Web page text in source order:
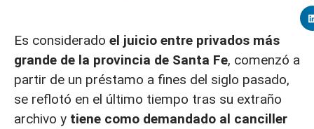
Es considerado el juicio entre privados más
grande de la provincia de Santa Fe, comenzó a
partir de un préstamo a fines del siglo pasado,
se reflotó en el último tiempo tras su extraño
archivo y tiene como demandado al canciller